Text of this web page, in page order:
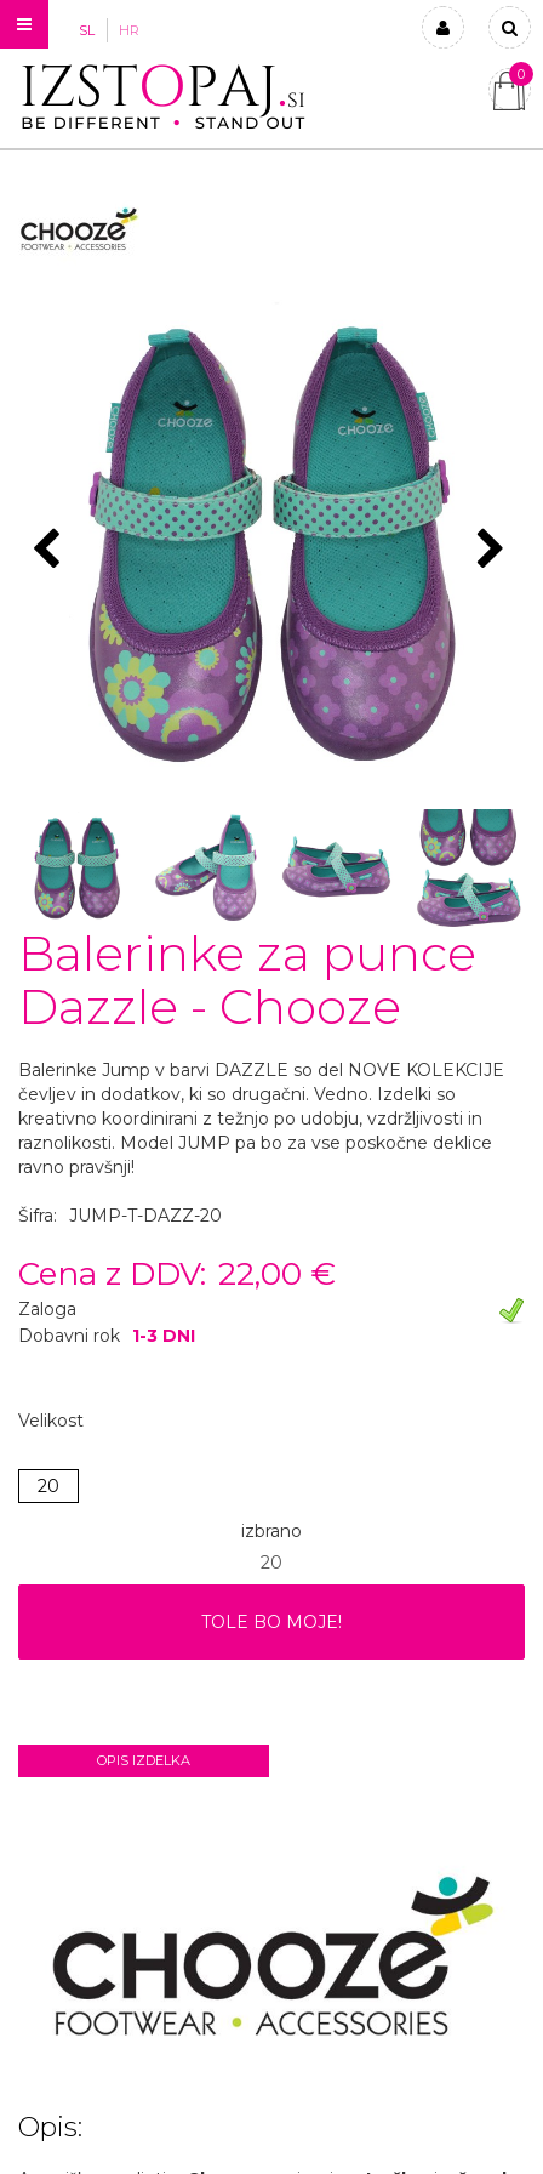
SL HR
Prijavi se
0
Balerinke za punce
Dazzle - Chooze
Balerinke Jump v barvi DAZZLE so del NOVE KOLEKCIJE
čevljev in dodatkov, ki so drugačni. Vedno. Izdelki so
kreativno koordinirani z težnjo po udobju, vzdržljivosti in
raznolikosti. Model JUMP pa bo za vse poskočne deklice
ravno pravšnji!
Šifra: JUMP-T-DAZZ-20
Cena z DDV: 22,00 €
Zaloga
Dobavni rok
1-3 DNI
Velikost
20
izbrano
20
TOLE BO MOJE!
OPIS IZDELKA
Opis: